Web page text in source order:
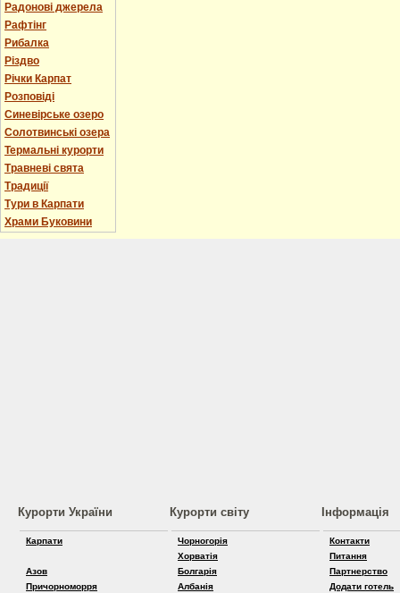
Радонові джерела
Рафтінг
Рибалка
Різдво
Річки Карпат
Розповіді
Синевірське озеро
Солотвинські озера
Термальні курорти
Травневі свята
Традиції
Тури в Карпати
Храми Буковини
Курорти України
Карпати
Азов
Причорноморря
Курорти світу
Чорногорія
Хорватія
Болгарія
Албанія
Інформація
Контакти
Питання
Партнерство
Додати готель